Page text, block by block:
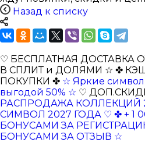
Назад к списку
♡ БЕСПЛАТНАЯ ДОСТАВКА
В СПЛИТ и ДОЛЯМИ ☆ ✤
ПОКУПКИ ✤ ☆ Яркие
выгодой 50% ☆ ♡
РАСПРОДАЖА КОЛЛЕКЦИЙ
СИМВОЛ 2027 ГОДА ♡ ✤ + 1
БОНУСАМИ ЗА
БОНУСАМИ ЗА ОТЗЫВ ☆